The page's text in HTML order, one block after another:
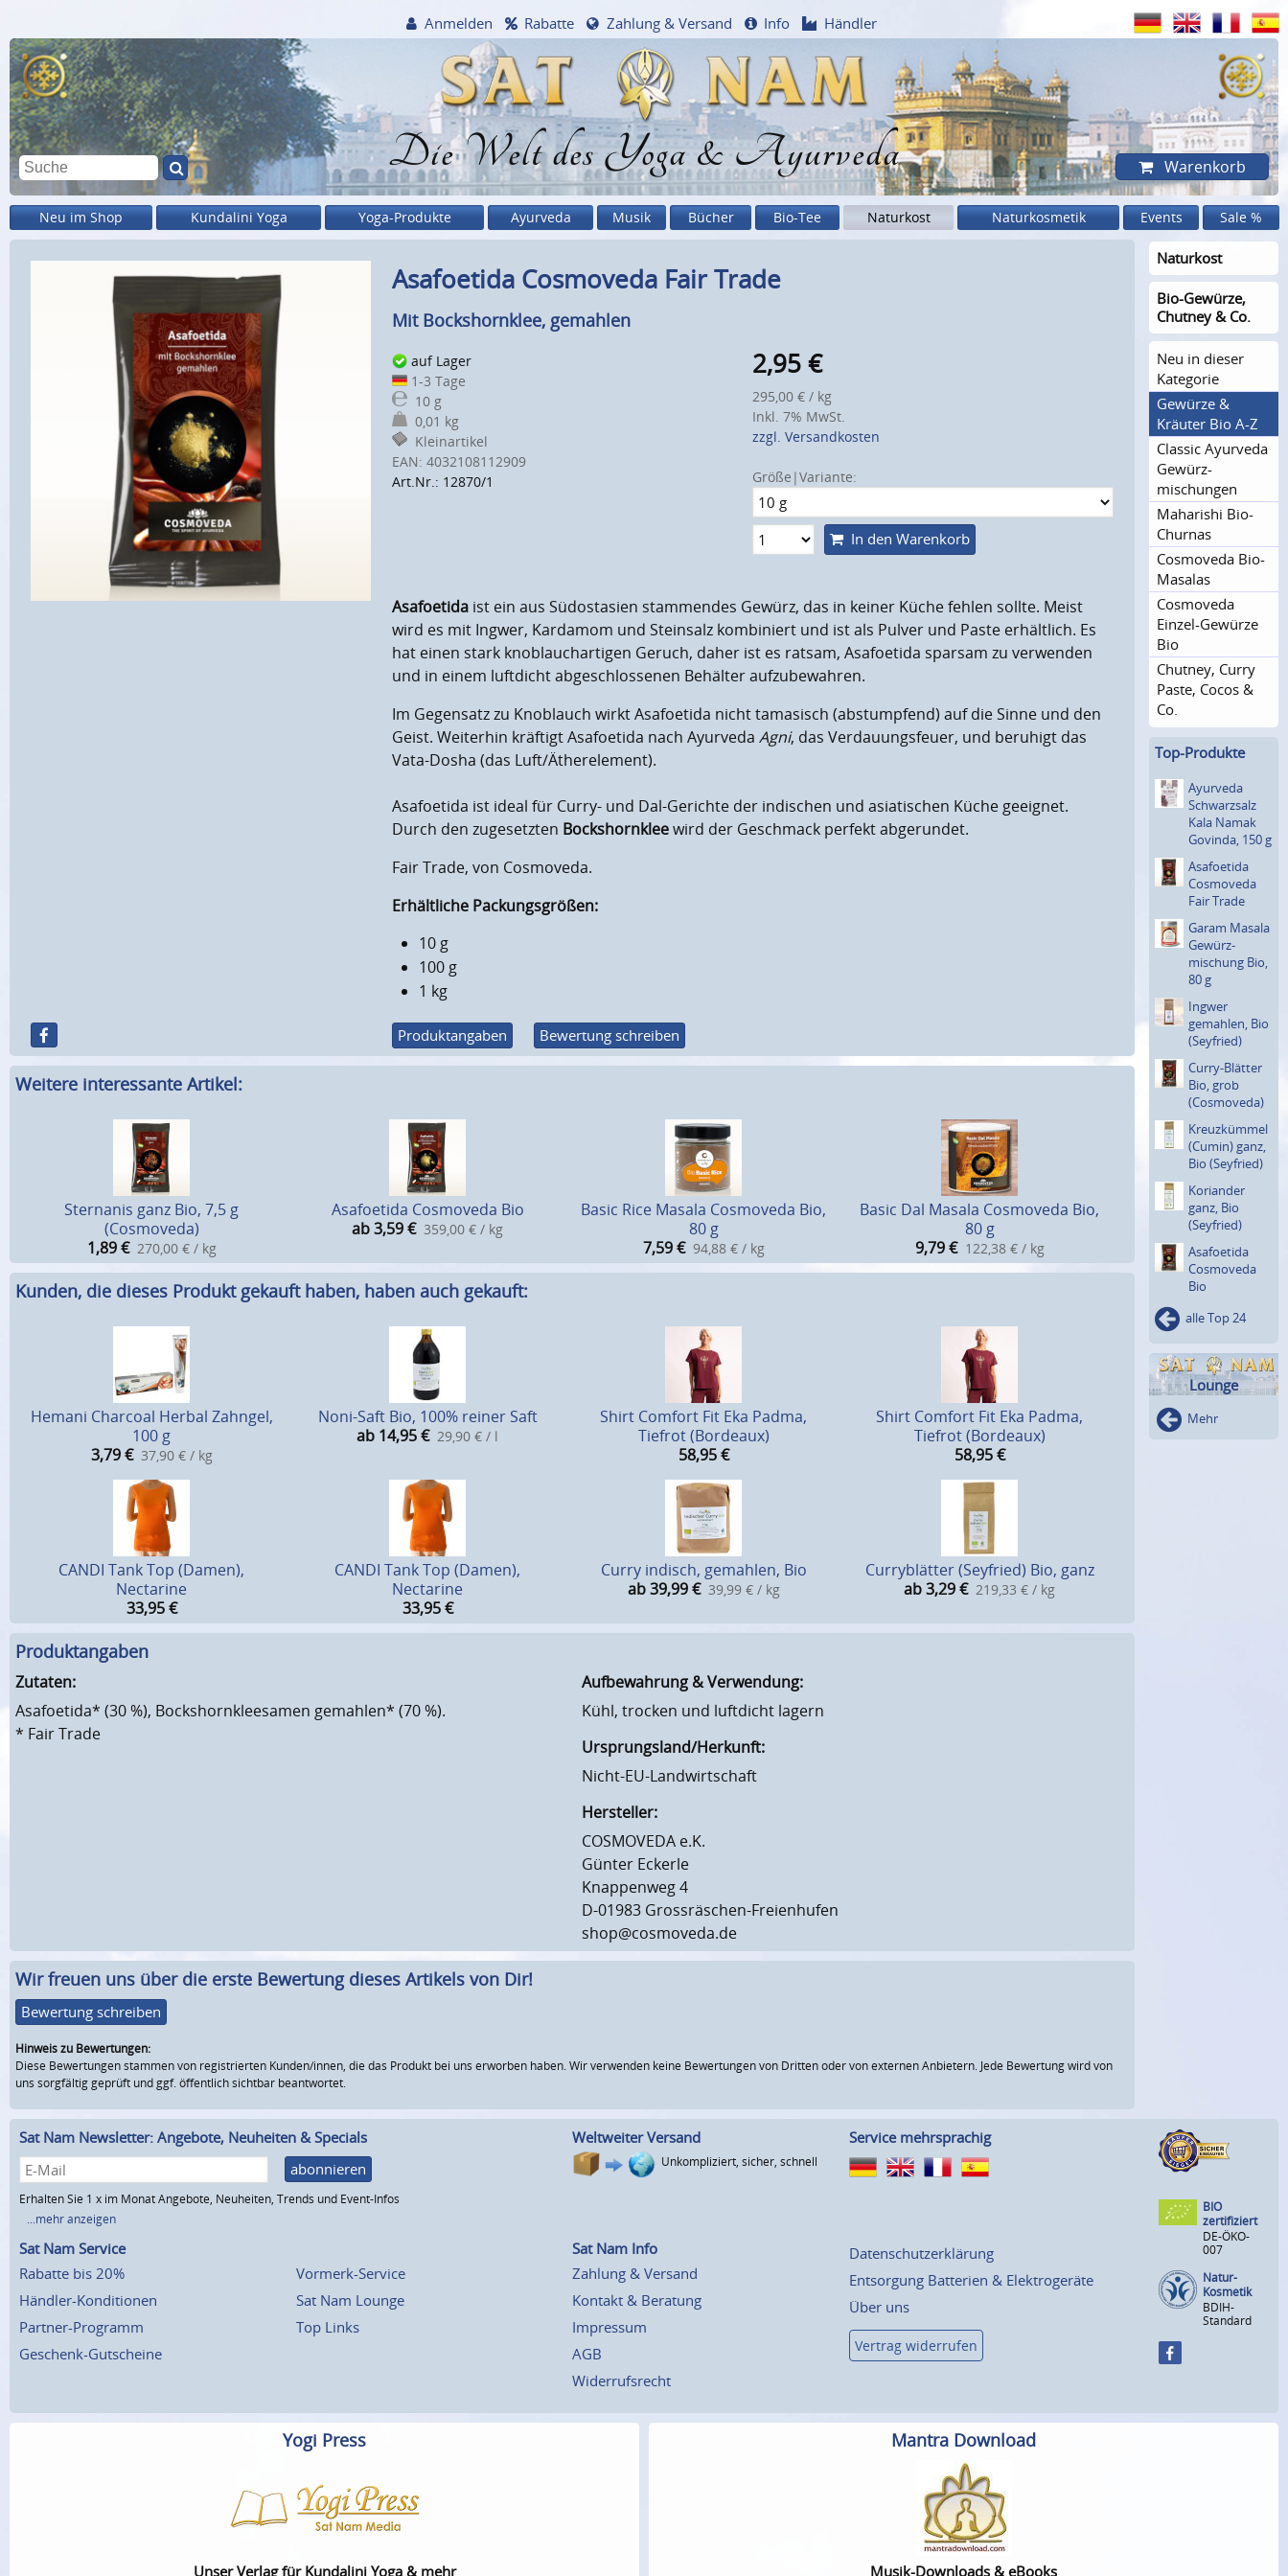
Die Welt des Yoga & Ayurveda
Anmelden Rabatte Zahlung & Versand Info Händler
Warenkorb
Neu im Shop Kundalini Yoga Yoga-Produkte Ayurveda Musik Bücher Bio-Tee Naturkost Naturkosmetik Events Sale %
Asafoetida Cosmoveda Fair Trade
Mit Bockshornklee, gemahlen
auf Lager
1-3 Tage
10 g
0,01 kg
Kleinartikel
EAN: 4032108112909
Art.Nr.: 12870/1
2,95€
295,00 € / kg
Inkl. 7% MwSt.
zzgl. Versandkosten
Größe|Variante:
In den Warenkorb
Asafoetidaist ein aus Südostasien stammendes Gewürz, das in keiner Küche fehlen sollte. Meist
wird es mit Ingwer, Kardamom und Steinsalz kombiniert und ist als Pulver und Paste erhältlich. Es
hat einen stark knoblauchartigen Geruch, daher ist es ratsam, Asafoetida sparsam zu verwenden
und in einem luftdicht abgeschlossenen Behälter aufzubewahren.
Im Gegensatz zu Knoblauch wirkt Asafoetida nicht tamasisch (abstumpfend) auf die Sinne und den
Geist. Weiterhin kräftigt Asafoetida nach Ayurveda Agni, das Verdauungsfeuer, und beruhigt das
Vata-Dosha (das Luft/Ätherelement).
Asafoetida ist ideal für Curry- und Dal-Gerichte der indischen und asiatischen Küche geeignet.
Durch den zugesetzten Bockshornkleewird der Geschmack perfekt abgerundet.
Fair Trade, von Cosmoveda.
Erhältliche Packungsgrößen:
10 g
100 g
1 kg
Produktangaben Bewertung schreiben
Weitere interessante Artikel:
Sternanis ganz Bio, 7,5 g
(Cosmoveda)
1,89 € 270,00 € / kg
Asafoetida Cosmoveda Bio
ab 3,59€ 359,00 € / kg
Basic Rice Masala Cosmoveda Bio,
80 g
7,59 € 94,88 € / kg
Basic Dal Masala Cosmoveda Bio,
80 g
9,79 € 122,38 € / kg
Kunden, die dieses Produkt gekauft haben, haben auch gekauft:
Hemani Charcoal Herbal Zahngel,
100 g
3,79 € 37,90 € / kg
Noni-Saft Bio, 100% reiner Saft
ab 14,95€ 29,90 € / l
Shirt Comfort Fit Eka Padma,
Tiefrot (Bordeaux)
58,95 €
Shirt Comfort Fit Eka Padma,
Tiefrot (Bordeaux)
58,95 €
CANDI Tank Top (Damen),
Nectarine
33,95 €
CANDI Tank Top (Damen),
Nectarine
33,95 €
Curry indisch, gemahlen, Bio
ab 39,99 € 39,99 € / kg
Curryblätter (Seyfried) Bio, ganz
ab 3,29€ 219,33 € / kg
Produktangaben
Zutaten:
Asafoetida* (30 %), Bockshornkleesamen gemahlen* (70 %).
* Fair Trade
Aufbewahrung & Verwendung:
Kühl, trocken und luftdicht lagern
Ursprungsland/Herkunft:
Nicht-EU-Landwirtschaft
Hersteller:
COSMOVEDA e.K.
Günter Eckerle
Knappenweg 4
D-01983 Grossräschen-Freienhufen
shop@cosmoveda.de
Wir freuen uns über die erste Bewertung dieses Artikels von Dir!
Bewertung schreiben
Hinweis zu Bewertungen:
Diese Bewertungen stammen von registrierten Kunden/innen, die das Produkt bei uns erworben haben. Wir verwenden keine Bewertungen von Dritten oder von externen Anbietern. Jede Bewertung wird von
uns sorgfältig geprüft und ggf. öffentlich sichtbar beantwortet.
Naturkost
Bio-Gewürze,
Chutney & Co.
Neu in dieser
Kategorie
Gewürze &
Kräuter Bio A-Z
Classic Ayurveda
Gewürz­
mischungen
Maharishi Bio-
Churnas
Cosmoveda Bio-
Masalas
Cosmoveda
Einzel-Gewürze
Bio
Chutney, Curry
Paste, Cocos &
Co.
Top-Produkte
Ayurveda
Schwar­zsalz
Kala Namak
Govinda, 150 g
Asafoetida
Cosmoveda
Fair Trade
Garam Masala
Gewürz­
mischung Bio,
80 g
Ingwer
gemahlen, Bio
(Seyfried)
Curry-Blätter
Bio, grob
(Cosmove­da)
Kreuzküm­mel
(Cumin) ganz,
Bio (Seyfried)
Koriander
ganz, Bio
(Seyfried)
Asafoetida
Cosmoveda
Bio
alle Top 24
Lounge
Mehr
Sat Nam Newsletter: Angebote, Neuheiten & Specials
abonnieren
Erhalten Sie 1 x im Monat Angebote, Neuheiten, Trends und Event-Infos
...mehr anzeigen
Weltweiter Versand
Unkompliziert, sicher, schnell
Service mehrsprachig
Sat Nam Service
Rabatte bis 20%
Händler-Konditionen
Partner-Programm
Geschenk-Gutscheine
Vormerk-Service
Sat Nam Lounge
Top Links
Sat Nam Info
Zahlung & Versand
Kontakt & Beratung
Impressum
AGB
Widerrufsrecht
Datenschutzerklärung
Entsorgung Batterien & Elektrogeräte
Über uns
Vertrag widerrufen
BIO
zertifiziert
DE-ÖKO-
007
Natur-
Kosmetik
BDIH-
Standard
Yogi Press
Unser Verlag für Kundalini Yoga & mehr
Mantra Download
Musik-Downloads & eBooks